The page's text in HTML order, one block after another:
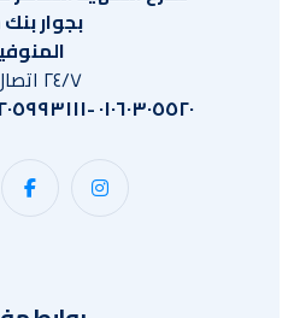
بجوار
٢٤/٧ اتصال بنا:
٠١٠٦٠٣٠٥٥٢٠ -٠١٢٠٥٩٩٣١١١- ٠١٢٨٧٨٤٣٦٦٦